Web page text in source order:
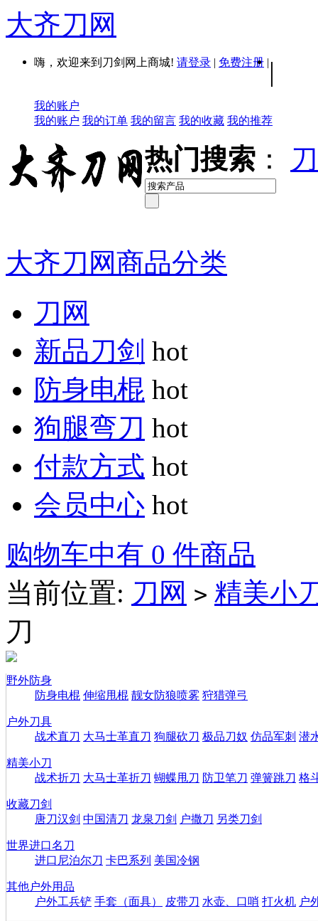
大齐刀网
嗨，欢迎来到刀剑网上商城! 请登录 | 免费注册 | |
我的账户
我的账户 我的订单 我的留言 我的收藏 我的推荐
热门搜索 ：
大齐刀网商品分类
刀网
新品刀剑 hot
防身电棍 hot
狗腿弯刀 hot
付款方式 hot
会员中心 hot
购物车中有 0 件商品
当前位置: 刀网 > 精美小
刀
野外防身
防身电棍 伸缩甩棍 靓女防狼喷雾 狩猎弹弓
户外刀具
战术直刀 大马士革直刀 狗腿砍刀 极品刀奴 仿品军刺 潜
精美小刀
战术折刀 大马士革折刀 蝴蝶甩刀 防卫笔刀 弹簧跳刀 格
收藏刀剑
唐刀汉剑 中国清刀 龙泉刀剑 户撒刀 另类刀剑
世界进口名刀
进口尼泊尔刀 卡巴系列 美国冷钢
其他户外用品
户外工兵铲 手套（面具） 皮带刀 水壶、口哨 打火机 户